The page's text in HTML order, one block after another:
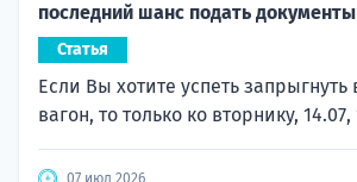
последний шанс подать документы
Статья
Если Вы хотите успеть запрыгнуть
вагон, то только ко вторнику,
07 июл 2026